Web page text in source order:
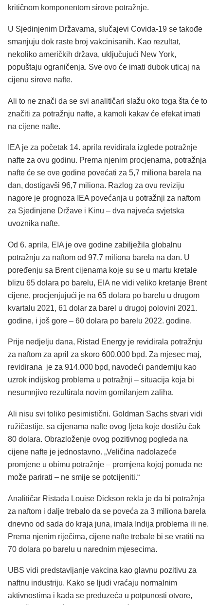
kritičnom komponentom sirove potražnje.
U Sjedinjenim Državama, slučajevi Covida-19 se takođe
smanjuju dok raste broj vakcinisanih. Kao rezultat,
nekoliko američkih država, uključujući New York,
popuštaju ograničenja. Sve ovo će imati dubok uticaj na
cijenu sirove nafte.
Ali to ne znači da se svi analitičari slažu oko toga šta će to
značiti za potražnju nafte, a kamoli kakav će efekat imati
na cijene nafte.
IEA je za početak 14. aprila revidirala izglede potražnje
nafte za ovu godinu. Prema njenim procjenama, potražnja
nafte će se ove godine povećati za 5,7 miliona barela na
dan, dostigavši 96,7 miliona. Razlog za ovu reviziju
nagore je prognoza IEA povećanja u potražnji za naftom
za Sjedinjene Države i Kinu – dva najveća svjetska
uvoznika nafte.
Od 6. aprila, EIA je ove godine zabilježila globalnu
potražnju za naftom od 97,7 miliona barela na dan. U
poređenju sa Brent cijenama koje su se u martu kretale
blizu 65 dolara po barelu, EIA ne vidi veliko kretanje Brent
cijene, procjenjujući je na 65 dolara po barelu u drugom
kvartalu 2021, 61 dolar za barel u drugoj polovini 2021.
godine, i još gore – 60 dolara po barelu 2022. godine.
Prije nedjelju dana, Ristad Energy je revidirala potražnju
za naftom za april za skoro 600.000 bpd. Za mjesec maj,
revidirana je za 914.000 bpd, navodeći pandemiju kao
uzrok indijskog problema u potražnji – situacija koja bi
nesumnjivo rezultirala novim gomilanjem zaliha.
Ali nisu svi toliko pesimistični. Goldman Sachs stvari vidi
ružičastije, sa cijenama nafte ovog ljeta koje dostižu čak
80 dolara. Obrazloženje ovog pozitivnog pogleda na
cijene nafte je jednostavno. „Veličina nadolazeće
promjene u obimu potražnje – promjena kojoj ponuda ne
može parirati – ne smije se potcijeniti.“
Analitičar Ristada Louise Dickson rekla je da bi potražnja
za naftom i dalje trebalo da se poveća za 3 miliona barela
dnevno od sada do kraja juna, imala Indija problema ili ne.
Prema njenim riječima, cijene nafte trebale bi se vratiti na
70 dolara po barelu u narednim mjesecima.
UBS vidi predstavljanje vakcina kao glavnu pozitivu za
naftnu industriju. Kako se ljudi vraćaju normalnim
aktivnostima i kada se preduzeća u potpunosti otvore,